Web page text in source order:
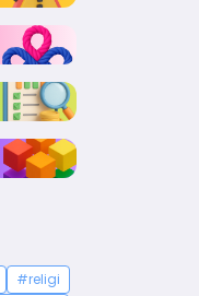
#religi